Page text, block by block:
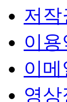
저작
이
이
영